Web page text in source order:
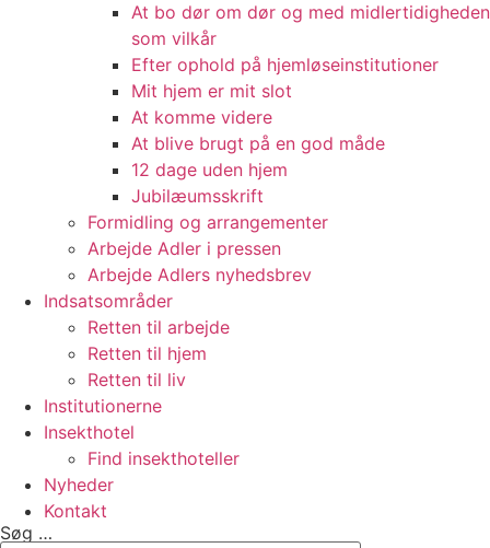
At bo dør om dør og med midlertidigheden
som vilkår
Efter ophold på hjemløseinstitutioner
Mit hjem er mit slot
At komme videre
At blive brugt på en god måde
12 dage uden hjem
Jubilæumsskrift
Formidling og arrangementer
Arbejde Adler i pressen
Arbejde Adlers nyhedsbrev
Indsatsområder
Retten til arbejde
Retten til hjem
Retten til liv
Institutionerne
Insekthotel
Find insekthoteller
Nyheder
Kontakt
Søg …